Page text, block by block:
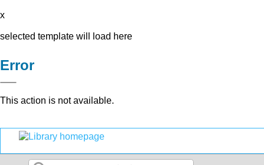
x
selected template will load here
Error
This action is not available.